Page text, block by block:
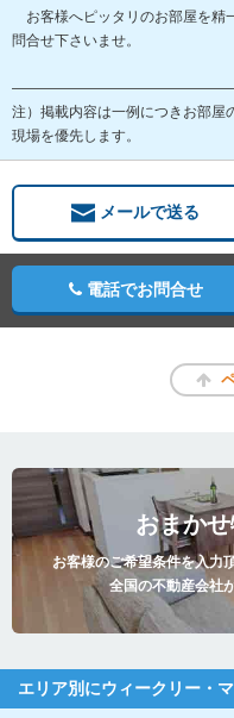
お客様へピッタリのお部屋を精
問合せ下さいませ。
注）掲載内容は一例につきお部屋
現場を優先します。
メールで送る
電話でお問合せ
おまか
お客様のご希望条件を入力
全国の不動産会社
エリア別にウィークリー・